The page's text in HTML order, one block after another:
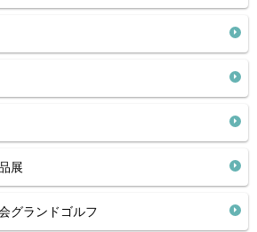
展
グランドゴルフ